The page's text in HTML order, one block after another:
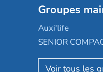
Les jardins
Occitalia
Appartseniors
Reseda
Groupe SOS
Le Noble Âge
Almage
Résidalya
Groupes
Auxi'life
SENIOR
AGE D'OR